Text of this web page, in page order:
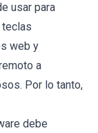
usar para
web y
a
Por lo tanto,
debe